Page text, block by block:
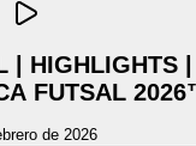
| HIGHLIGHTS
FUTSAL
de 2026